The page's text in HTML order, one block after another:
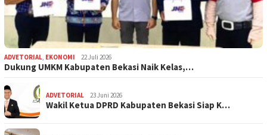
ADVETORIAL, EKONOMI 22 Juli 2026
Dukung UMKM Kabupaten Bekasi Naik Kelas,…
ADVETORIAL 23 Juni 2026
Wakil Ketua DPRD Kabupaten Bekasi Siap K…